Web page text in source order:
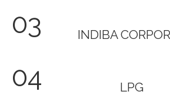
03 INDIBA
04 LPG